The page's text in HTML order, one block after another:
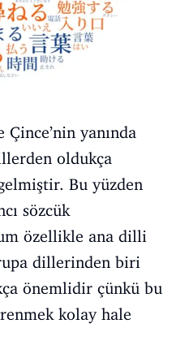
yanında
oldukça
Bu yüzden
sözcük
özellikle ana dilli
dillerinden biri
önemlidir çünkü bu
kolay hale